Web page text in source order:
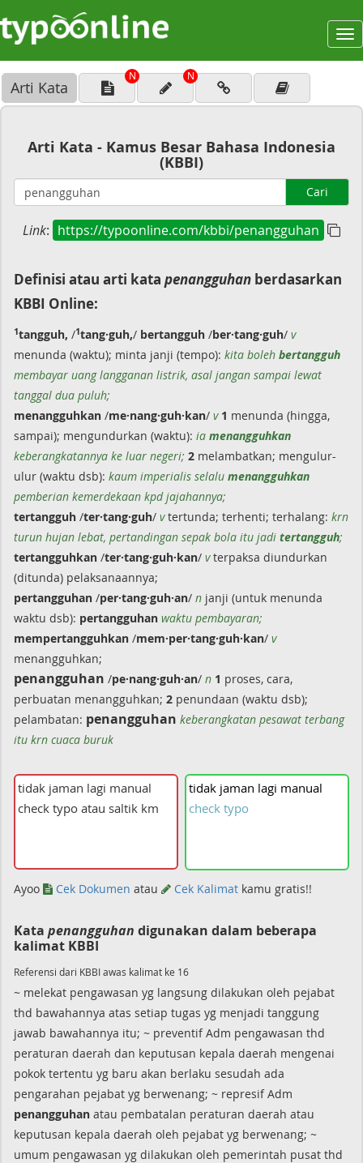
Arti Kata
N N
Arti Kata - Kamus Besar Bahasa Indonesia
(KBBI)
Cari
Link: https://typoonline.com/kbbi/penangguhan
Definisi atau arti kata penangguhan berdasarkan
KBBI Online:
1tangguh, /1tang·guh,/ bertangguh /ber·tang·guh/ v
menunda (waktu); minta janji (tempo): kita boleh bertangguh
membayar uang langganan listrik, asal jangan sampai lewat
tanggal dua puluh;
menangguhkan /me·nang·guh·kan/ v 1 menunda (hingga,
sampai); mengundurkan (waktu): ia menangguhkan
keberangkatannya ke luar negeri; 2 melambatkan; mengulur-
ulur (waktu dsb): kaum imperialis selalu menangguhkan
pemberian kemerdekaan kpd jajahannya;
tertangguh /ter·tang·guh/ vtertunda; terhenti; terhalang: krn
turun hujan lebat, pertandingan sepak bola itu jadi tertangguh;
tertangguhkan /ter·tang·guh·kan/ vterpaksa diundurkan
(ditunda) pelaksanaannya;
pertangguhan /per·tang·guh·an/ n janji (untuk menunda
waktu dsb): pertangguhan waktu pembayaran;
mempertangguhkan /mem·per·tang·guh·kan/ v
menangguhkan;
penangguhan /pe·nang·guh·an/ n 1 proses, cara,
perbuatan menangguhkan; 2 penundaan (waktu dsb);
pelambatan: penangguhan keberangkatan pesawat terbang
itu krn cuaca buruk
tidak jaman lagi manual
check typo
Ayoo Cek Dokumen atau Cek Kalimat kamu gratis!!
Kata penangguhan digunakan dalam beberapa
kalimat KBBI
Referensi dari KBBI awas kalimat ke 16
~ melekat pengawasan yg langsung dilakukan oleh pejabat
thd bawahannya atas setiap tugas yg menjadi tanggung
jawab bawahannya itu; ~ preventif Adm pengawasan thd
peraturan daerah dan keputusan kepala daerah mengenai
pokok tertentu yg baru akan berlaku sesudah ada
pengarahan pejabat yg berwenang; ~ represif Adm
penangguhan atau pembatalan peraturan daerah atau
keputusan kepala daerah oleh pejabat yg berwenang; ~
umum pengawasan yg dilakukan oleh pemerintah pusat thd